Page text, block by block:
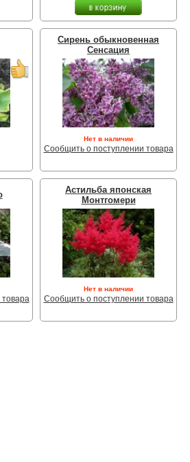
Сирень обыкновенная
Сенсация
Нет в наличии
Сообщить о поступлении товара
Астильба японская
Монтгомери
Нет в наличии
Сообщить о поступлении товара